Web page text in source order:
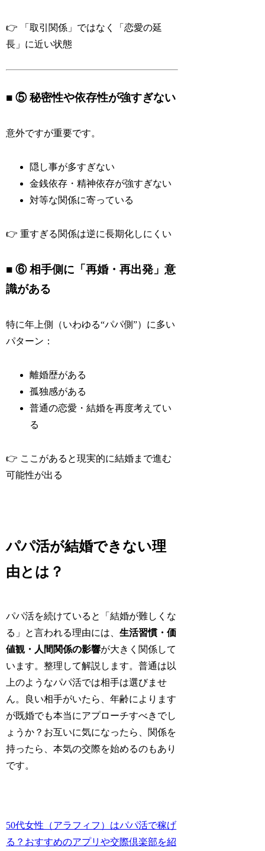
👉 「取引関係」ではなく「恋愛の延
長」に近い状態
■ ⑤ 秘密性や依存性が強すぎない
意外ですが重要です。
隠し事が多すぎない
金銭依存・精神依存が強すぎない
対等な関係に寄っている
👉 重すぎる関係は逆に長期化しにくい
■ ⑥ 相手側に「再婚・再出発」意
識がある
特に年上側（いわゆる“パパ側”）に多い
パターン：
離婚歴がある
孤独感がある
普通の恋愛・結婚を再度考えてい
る
👉 ここがあると現実的に結婚まで進む
可能性が出る
パパ活が結婚できない理
由とは？
パパ活を続けていると「結婚が難しくな
る」と言われる理由には、生活習慣・価
値観・人間関係の影響が大きく関係して
います。整理して解説します。普通は以
上のようなパパ活では相手は選びませ
ん。良い相手がいたら、年齢によります
が既婚でも本当にアプローチすべきでし
ょうか？お互いに気になったら、関係を
持ったら、本気の交際を始めるのもあり
です。
50代女性（アラフィフ）はパパ活で稼げ
る？おすすめのアプリや交際倶楽部を紹